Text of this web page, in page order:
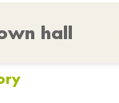
hall